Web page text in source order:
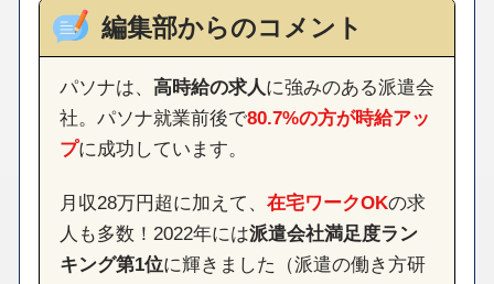
編集部からのコメント
パソナは、 高時給の求人に強みのある派遣会
社。パソナ就業前後で80.7%の方が時給アッ
プに成功しています。
月収28万円超に加えて、 在宅ワークOKの求
人も多数！2022年には派遣会社満足度ラン
キング第1位に輝きました（派遣の働き方研